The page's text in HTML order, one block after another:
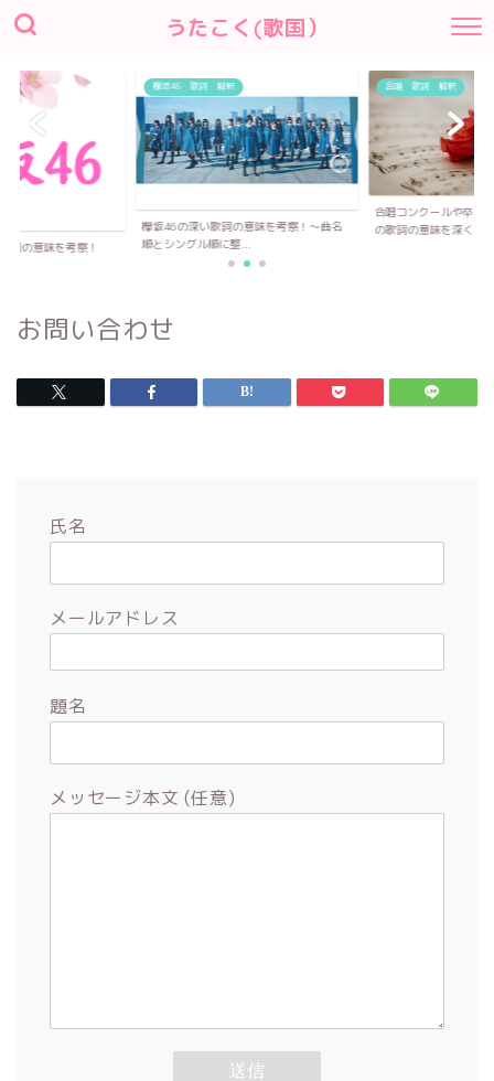
うたこく(歌国）
詞の意味を考察！
欅坂46 歌詞 解釈
欅坂46の深い歌詞の意味を考察！〜曲名
順とシングル順に整...
合唱 歌詞 解釈
合唱コンクールや卒業
の歌詞の意味を深く...
お問い合わせ
氏名
メールアドレス
題名
メッセージ本文 (任意)